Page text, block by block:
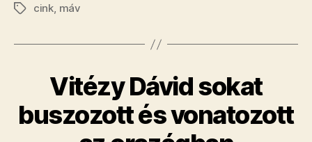
Címkék
cink, máv
Vitézy Dávid sokat
buszozott és vonatozott